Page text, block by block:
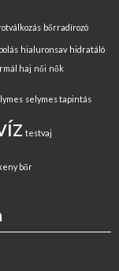
bőrradírozó
hialuronsav hidratáló
haj női nők
selymes tapintás
testvaj
bőr